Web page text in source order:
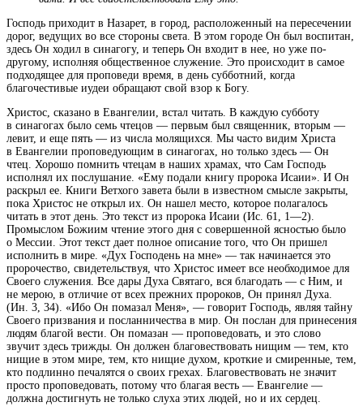
Господь приходит в Назарет, в город, расположенный на пересечении
дорог, ведущих во все стороны света. В этом городе Он был воспитан,
здесь Он ходил в синагогу, и теперь Он входит в нее, но уже по-
другому, исполняя общественное служение. Это происходит в самое
подходящее для проповеди время, в день субботний, когда
благочестивые иудеи обращают свой взор к Богу.
Христос, сказано в Евангелии, встал читать. В каждую субботу
в синагогах было семь чтецов — первым был священник, вторым —
левит, и еще пять — из числа молящихся. Мы часто видим Христа
в Евангелии проповедующим в синагогах, но только здесь — Он
чтец. Хорошо помнить чтецам в наших храмах, что Сам Господь
исполнял их послушание. «Ему подали книгу пророка Исаии». И Он
раскрыл ее. Книги Ветхого завета были в известном смысле закрыты,
пока Христос не открыл их. Он нашел место, которое полагалось
читать в этот день. Это текст из пророка Исаии (Ис. 61, 1—2).
Промыслом Божиим чтение этого дня с совершенной ясностью было
о Мессии. Этот текст дает полное описание того, что Он пришел
исполнить в мире. «Дух Господень на мне» — так начинается это
пророчество, свидетельствуя, что Христос имеет все необходимое для
Своего служения. Все дары Духа Святаго, вся благодать — с Ним, и
не мерою, в отличие от всех прежних пророков, Он принял Духа.
(Ин. 3, 34). «Ибо Он помазал Меня», — говорит Господь, являя тайну
Своего призвания и посланничества в мир. Он послан для принесения
людям благой вести. Он помазан — проповедовать, и это слово
звучит здесь трижды. Он должен благовествовать нищим — тем, кто
нищие в этом мире, тем, кто нищие духом, кроткие и смиренные, тем,
кто подлинно печалятся о своих грехах. Благовествовать не значит
просто проповедовать, потому что благая весть — Евангелие —
должна достигнуть не только слуха этих людей, но и их сердец.